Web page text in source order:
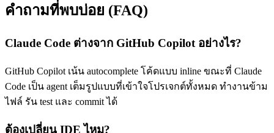
คำถามที่พบบ่อย (FAQ)
Claude Code ต่างจาก GitHub Copilot อย่างไร?
GitHub Copilot เน้น autocomplete โค้ดแบบ inline ขณะที่ Claude
Code เป็น agent เต็มรูปแบบที่เข้าใจโปรเจกต์ทั้งหมด ทำงานข้าม
ไฟล์ รัน test และ commit ได้
ต้องเปลี่ยน IDE ไหม?